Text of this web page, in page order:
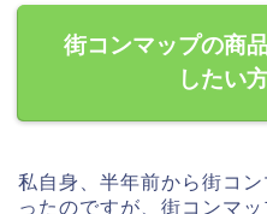
街コンマップの商
したい
私自身、半年前から街コ
ったのですが、街コンマ